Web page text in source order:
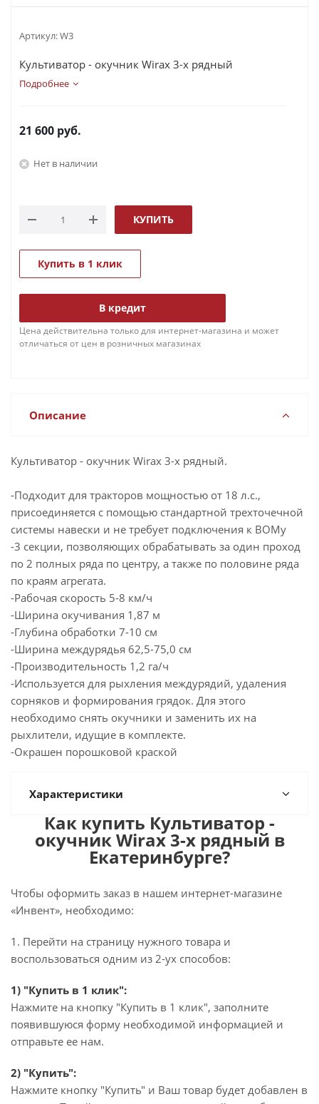
Артикул:W3
Культиватор - окучник Wirax 3-х рядный
Подробнее
21 600 руб.
Нет в наличии
КУПИТЬ
Купить в 1 клик
В кредит
Цена действительна только для интернет-магазина и может
отличаться от цен в розничных магазинах
Описание
Культиватор - окучник Wirax 3-х рядный.
-Подходит для тракторов мощностью от 18 л.с.,
присоединяется с помощью стандартной трехточечной
системы навески и не требует подключения к ВОМу
-3 секции, позволяющих обрабатывать за один проход
по 2 полных ряда по центру, а также по половине ряда
по краям агрегата.
-Рабочая скорость 5-8 км/ч
-Ширина окучивания 1,87 м
-Глубина обработки 7-10 см
-Ширина междурядья 62,5-75,0 см
-Производительность 1,2 га/ч
-Используется для рыхления междурядий, удаления
сорняков и формирования грядок. Для этого
необходимо снять окучники и заменить их на
рыхлители, идущие в комплекте.
-Окрашен порошковой краской
Характеристики
Как купить Культиватор -
окучник Wirax 3-х рядный в
Екатеринбурге?
Чтобы оформить заказ в нашем интернет-магазине
«Инвент», необходимо:
1. Перейти на страницу нужного товара и
воспользоваться одним из 2-ух способов:
1) "Купить в 1 клик":
Нажмите на кнопку "Купить в 1 клик", заполните
появившуюся форму необходимой информацией и
отправьте ее нам.
2) "Купить":
Нажмите кнопку "Купить" и Ваш товар будет добавлен в